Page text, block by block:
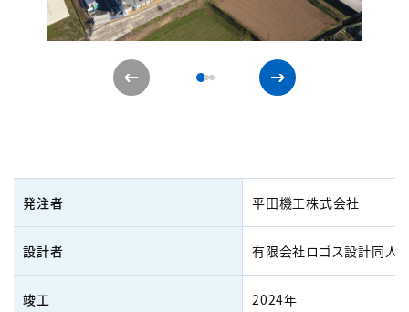
発注者 平田機工株式会社
設計者 有限会社ロゴス設計同人
竣工 2024年